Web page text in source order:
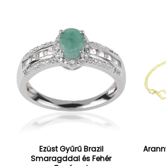
Ezüst Gyűrű Brazil
Smaragddal és Fehér